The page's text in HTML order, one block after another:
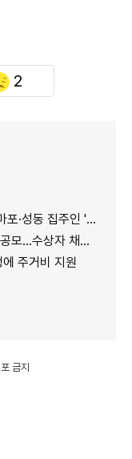
2
집주인 '진퇴양난'
수상자 채용 우대
주거비 지원
금지